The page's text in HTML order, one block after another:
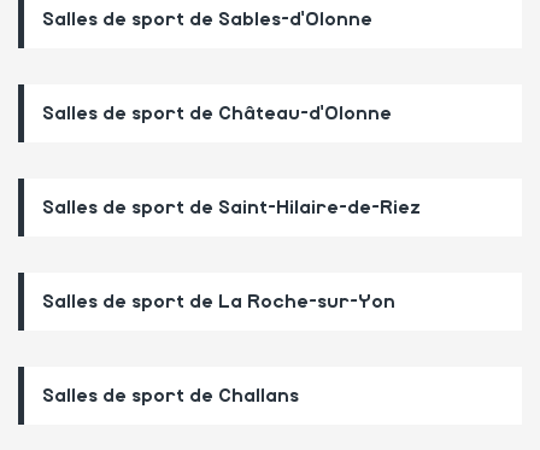
Salles de sport de Sables-d'Olonne
Salles de sport de Château-d'Olonne
Salles de sport de Saint-Hilaire-de-Riez
Salles de sport de La Roche-sur-Yon
Salles de sport de Challans